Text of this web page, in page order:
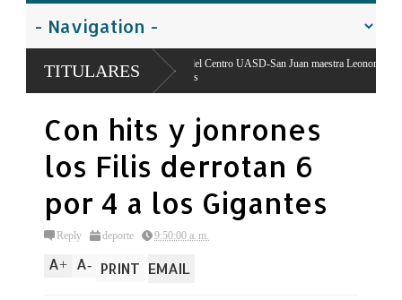
TITULARES
Directora del Centro UASD-San Juan maestra Leonor Taveras apoya encuentro
Productores
Con hits y jonrones
los Filis derrotan 6
por 4 a los Gigantes
Reply deporte 9:50:00 a. m.
A+ A- PRINT EMAIL